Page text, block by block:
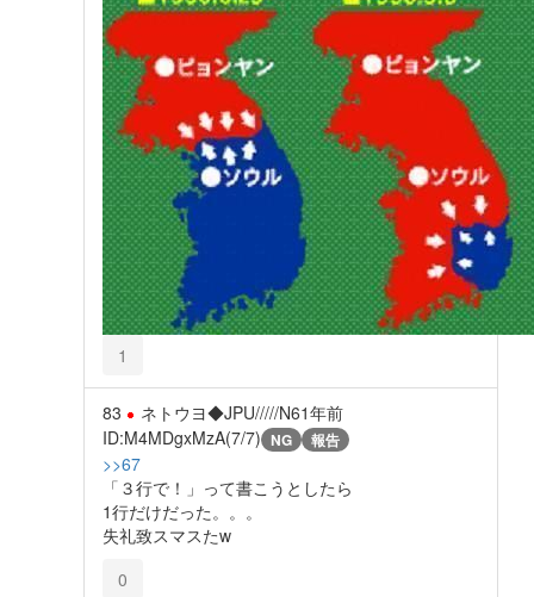
1
83 ネトウヨ◆JPU/////N61年前
ID:M4MDgxMzA(7/7) NG 報告
>>67
「３行で！」って書こうとしたら
1行だけだった。。。
失礼致スマスたw
0